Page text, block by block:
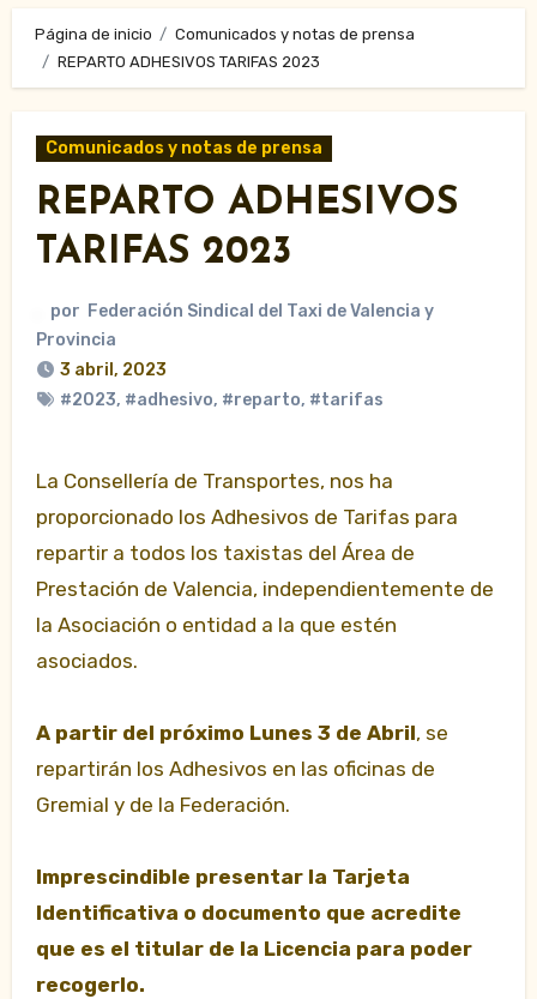
Página de inicio
Comunicados y notas de prensa
REPARTO ADHESIVOS TARIFAS 2023
Comunicados y notas de prensa
REPARTO ADHESIVOS
TARIFAS 2023
por Federación Sindical del Taxi de Valencia y
Provincia
3 abril, 2023
#2023, #adhesivo, #reparto, #tarifas
La Consellería de Transportes, nos ha
proporcionado los Adhesivos de Tarifas para
repartir a todos los taxistas del Área de
Prestación de Valencia, independientemente de
la Asociación o entidad a la que estén
asociados.
A partir del próximo Lunes 3 de Abril, se
repartirán los Adhesivos en las oficinas de
Gremial y de la Federación.
Imprescindible presentar la Tarjeta
Identificativa o documento que acredite
que es el titular de la Licencia para poder
recogerlo.